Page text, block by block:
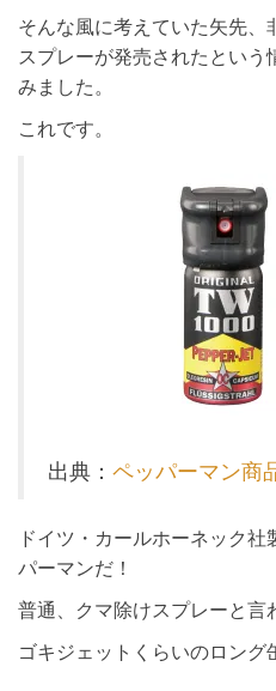
そんな風に考えていた矢先
スプレーが発売されたとい
みました。
これです。
出典： ペッパーマン商
ドイツ・カールホーネック
パーマンだ！
普通、クマ除けスプレーと言
ゴキジェットくらいのロング